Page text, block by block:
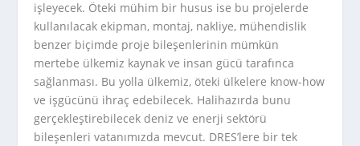
işleyecek. Öteki mühim bir husus ise bu projelerde
kullanılacak ekipman, montaj, nakliye, mühendislik
benzer biçimde proje bileşenlerinin mümkün
mertebe ülkemiz kaynak ve insan gücü tarafınca
sağlanması. Bu yolla ülkemiz, öteki ülkelere know-how
ve işgücünü ihraç edebilecek. Halihazırda bunu
gerçekleştirebilecek deniz ve enerji sektörü
bileşenleri vatanımızda mevcut. DRES’lere bir tek